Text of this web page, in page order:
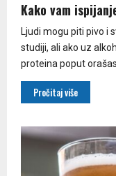
Kako vam
Ljudi mogu piti pivo i
studiji, ali ako uz
proteina poput
Pročitaj više